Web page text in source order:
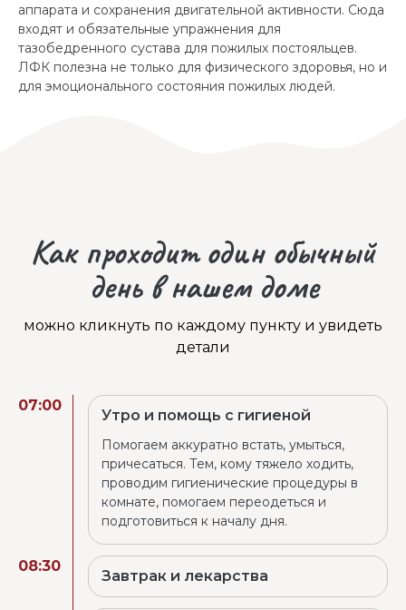
аппарата и сохранения двигательной активности. Сюда
входят и обязательные упражнения для
тазобедренного сустава для пожилых постояльцев.
ЛФК полезна не только для физического здоровья, но и
для эмоционального состояния пожилых людей.
Как проходит один обычный
день в нашем доме
можно кликнуть по каждому пункту и увидеть
детали
07:00
Утро и помощь с гигиеной
Помогаем аккуратно встать, умыться,
причесаться. Тем, кому тяжело ходить,
проводим гигиенические процедуры в
комнате, помогаем переодеться и
подготовиться к началу дня.
08:30
Завтрак и лекарства